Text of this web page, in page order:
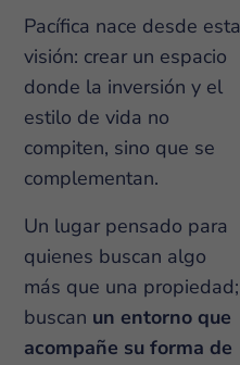
Pacífica nace desde esta
visión: crear un espacio
donde la inversión y el
estilo de vida no
compiten, sino que se
complementan.
Un lugar pensado para
quienes buscan algo
más que una propiedad;
buscan un entorno que
acompañe su forma de